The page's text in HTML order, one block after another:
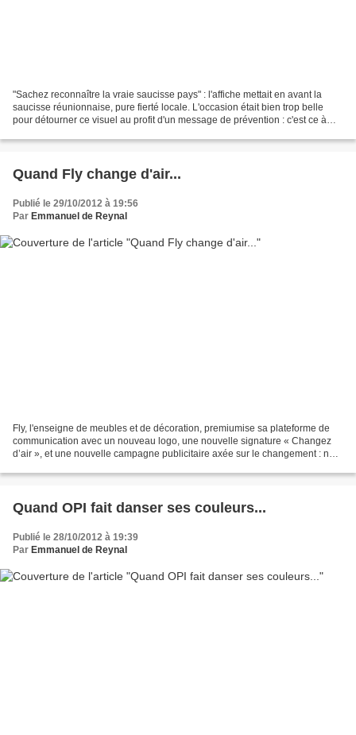
"Sachez reconnaître la vraie saucisse pays" : l'affiche mettait en avant la
saucisse réunionnaise, pure fierté locale. L'occasion était bien trop belle
pour détourner ce visuel au profit d'un message de prévention : c'est ce à
Quand Fly change d'air...
Publié le 29/10/2012 à 19:56
Par Emmanuel de Reynal
Fly, l'enseigne de meubles et de décoration, premiumise sa plateforme de
communication avec un nouveau logo, une nouvelle signature « Changez
d’air », et une nouvelle campagne publicitaire axée sur le changement : ne
Quand OPI fait danser ses couleurs...
Publié le 28/10/2012 à 19:39
Par Emmanuel de Reynal